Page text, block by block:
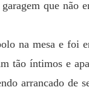
que não
na mesa e foi
tão íntimos e
arrancado de